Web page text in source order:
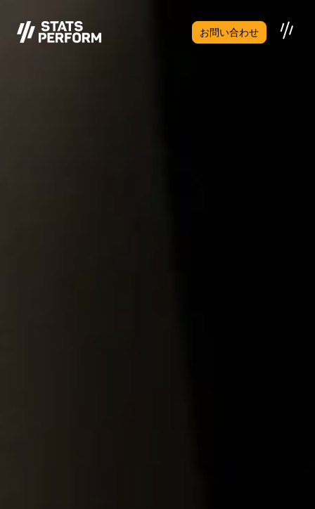
お問い合わせ